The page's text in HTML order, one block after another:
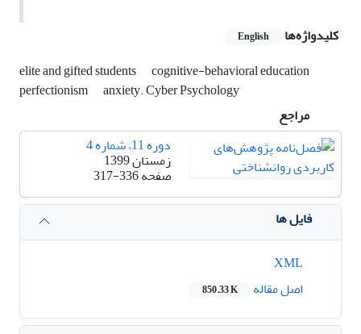
کلیدواژه‌ها
English
elite and gifted students
cognitive-behavioral education
perfectionism
anxiety. Cyber Psychology
مراجع
دوره 11، شماره 4
زمستان 1399
صفحه317-336
فایل ها
اصل مقاله
850.33 K